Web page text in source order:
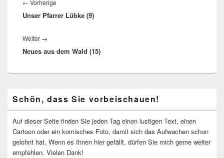
← Vorherige
Beitrag:
Unser Pfarrer Lübke (9)
Weiter →
Beitrag:
Neues aus dem Wald (15)
Seitenleisten-
Widgetbereich
Schön, dass Sie vorbeischauen!
Auf dieser Seite finden Sie jeden Tag einen lustigen Text, einen
Cartoon oder ein komisches Foto, damit sich das Aufwachen schon
gelohnt hat. Wenn es Ihnen hier gefällt, dürfen Sie mich gerne weiter
empfehlen. Vielen Dank!